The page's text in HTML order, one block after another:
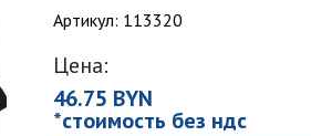
Артикул: 113320
Цена:
46.75 BYN
*стоимость без ндс